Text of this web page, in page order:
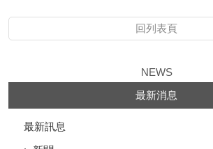
回列表頁
NEWS
最新消息
最新訊息